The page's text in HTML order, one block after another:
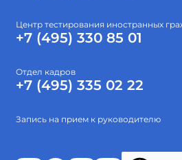
Центр тестирования иностранных
+7 (495) 330 85 01
Отдел кадров
+7 (495) 335 02 22
Запись на прием к руководителю